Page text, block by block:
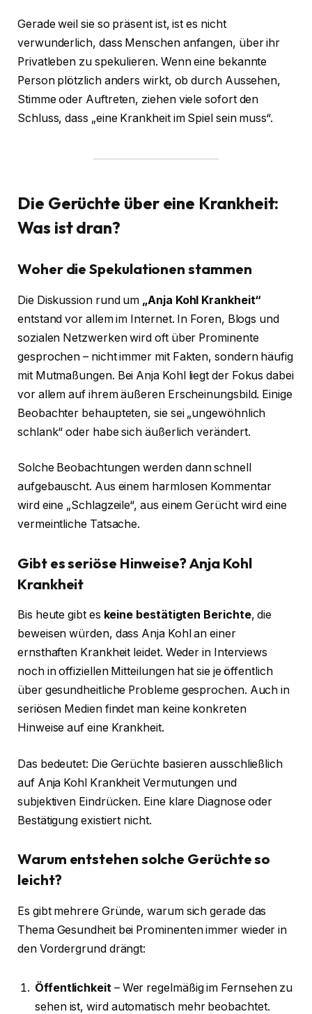
Gerade weil sie so präsent ist, ist es nicht
verwunderlich, dass Menschen anfangen, über ihr
Privatleben zu spekulieren. Wenn eine bekannte
Person plötzlich anders wirkt, ob durch Aussehen,
Stimme oder Auftreten, ziehen viele sofort den
Schluss, dass „eine Krankheit im Spiel sein muss“.
Die Gerüchte über eine Krankheit:
Was ist dran?
Woher die Spekulationen stammen
Die Diskussion rund um „Anja Kohl Krankheit“
entstand vor allem im Internet. In Foren, Blogs und
sozialen Netzwerken wird oft über Prominente
gesprochen – nicht immer mit Fakten, sondern häufig
mit Mutmaßungen. Bei Anja Kohl liegt der Fokus dabei
vor allem auf ihrem äußeren Erscheinungsbild. Einige
Beobachter behaupteten, sie sei „ungewöhnlich
schlank“ oder habe sich äußerlich verändert.
Solche Beobachtungen werden dann schnell
aufgebauscht. Aus einem harmlosen Kommentar
wird eine „Schlagzeile“, aus einem Gerücht wird eine
vermeintliche Tatsache.
Gibt es seriöse Hinweise?Anja Kohl
Krankheit
Bis heute gibt es keine bestätigten Berichte, die
beweisen würden, dass Anja Kohl an einer
ernsthaften Krankheit leidet. Weder in Interviews
noch in offiziellen Mitteilungen hat sie je öffentlich
über gesundheitliche Probleme gesprochen. Auch in
seriösen Medien findet man keine konkreten
Hinweise auf eine Krankheit.
Das bedeutet: Die Gerüchte basieren ausschließlich
auf Anja Kohl Krankheit Vermutungen und
subjektiven Eindrücken. Eine klare Diagnose oder
Bestätigung existiert nicht.
Warum entstehen solche Gerüchte so
leicht?
Es gibt mehrere Gründe, warum sich gerade das
Thema Gesundheit bei Prominenten immer wieder in
den Vordergrund drängt:
Öffentlichkeit – Wer regelmäßig im Fernsehen zu
sehen ist, wird automatisch mehr beobachtet.